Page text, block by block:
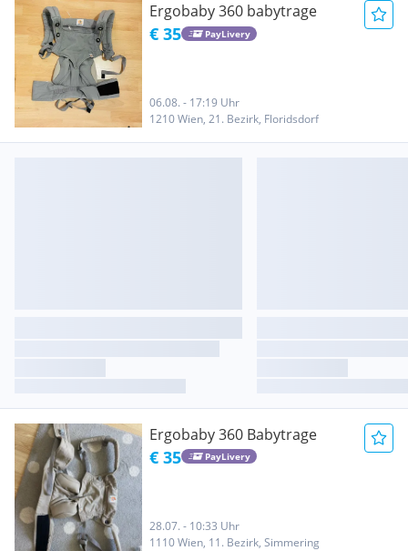
Ergobaby 360 babytrage
€ 35 PayLivery
06.08. - 17:19 Uhr
1210 Wien, 21. Bezirk, Floridsdorf
Ergobaby 360 Babytrage
€ 35 PayLivery
28.07. - 10:33 Uhr
1110 Wien, 11. Bezirk, Simmering